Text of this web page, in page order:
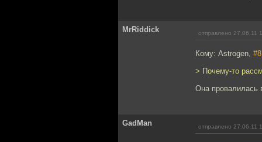
MrRiddick отправлено 27.06.11
Кому: Astrogen, #8
> Почему-то
Она провалилась
GadMan отправлено 27.06.11